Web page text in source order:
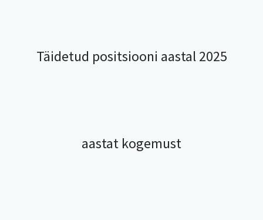
Täidetud positsiooni aastal 2025
aastat kogemust